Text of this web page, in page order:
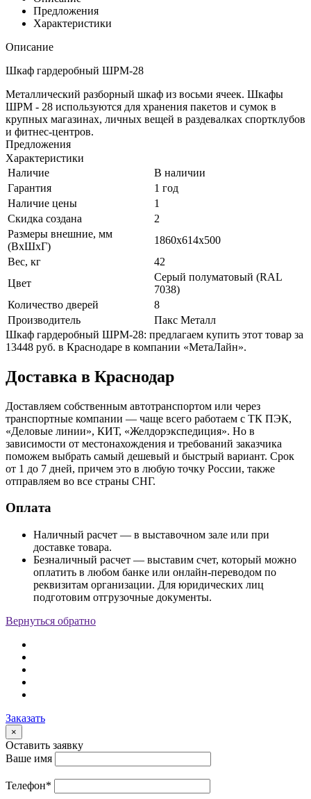
Предложения
Характеристики
Описание
Шкаф гардеробный ШРМ-28
Металлический разборный шкаф из восьми ячеек. Шкафы
ШРМ - 28 используются для хранения пакетов и сумок в
крупных магазинах, личных вещей в раздевалках спортклубов
и фитнес-центров.
Предложения
Характеристики
Наличие
В наличии
Гарантия
1 год
Наличие цены
1
Скидка создана
2
Размеры внешние, мм
(ВхШхГ)
1860х614х500
Вес, кг
42
Цвет
Серый полуматовый (RAL
7038)
Количество дверей
8
Производитель
Пакс Металл
Шкаф гардеробный ШРМ-28: предлагаем купить этот товар за
13448 руб. в Краснодаре в компании «МетаЛайн».
Доставка в Краснодар
Доставляем собственным автотранспортом или через
транспортные компании — чаще всего работаем с ТК ПЭК,
«Деловые линии», КИТ, «Желдорэкспедиция». Но в
зависимости от местонахождения и требований заказчика
поможем выбрать самый дешевый и быстрый вариант. Срок
от 1 до 7 дней, причем это в любую точку России, также
отправляем во все страны СНГ.
Оплата
Наличный расчет — в выставочном зале или при
доставке товара.
Безналичный расчет — выставим счет, который можно
оплатить в любом банке или онлайн-переводом по
реквизитам организации. Для юридических лиц
подготовим отгрузочные документы.
Вернуться обратно
Заказать
×
Оставить заявку
Ваше имя
Телефон*